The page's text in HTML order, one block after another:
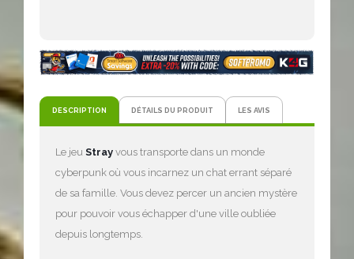
DESCRIPTION DÉTAILS DU PRODUIT LES AVIS
Le jeu Stray vous transporte dans un monde
cyberpunk où vous incarnez un chat errant séparé
de sa famille. Vous devez percer un ancien mystère
pour pouvoir vous échapper d'une ville oubliée
depuis longtemps.